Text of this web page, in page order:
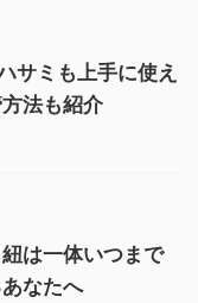
サミも上手に使え
法も紹介
は一体いつまで
なたへ